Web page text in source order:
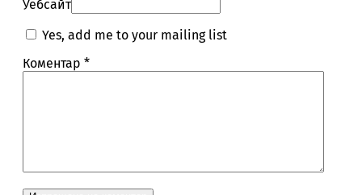
Уебсайт
Yes, add me to your mailing list
Коментар *